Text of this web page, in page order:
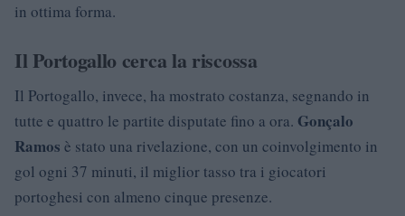
in ottima forma.
Il Portogallo cerca la riscossa
Il Portogallo, invece, ha mostrato costanza, segnando in
tutte e quattro le partite disputate fino a ora. Gonçalo
Ramos è stato una rivelazione, con un coinvolgimento in
gol ogni 37 minuti, il miglior tasso tra i giocatori
portoghesi con almeno cinque presenze.